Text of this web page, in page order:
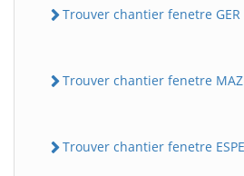
Trouver chantier fenetre GER
Trouver chantier fenetre
Trouver chantier fenetre